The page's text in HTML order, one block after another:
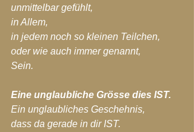
unmittelbar gefühlt,
in Allem,
in jedem noch so kleinen Teilchen,
oder wie auch immer genannt,
Sein.
Eine unglaubliche Grösse dies IST.
Ein unglaubliches Geschehnis,
dass da gerade in dir IST.